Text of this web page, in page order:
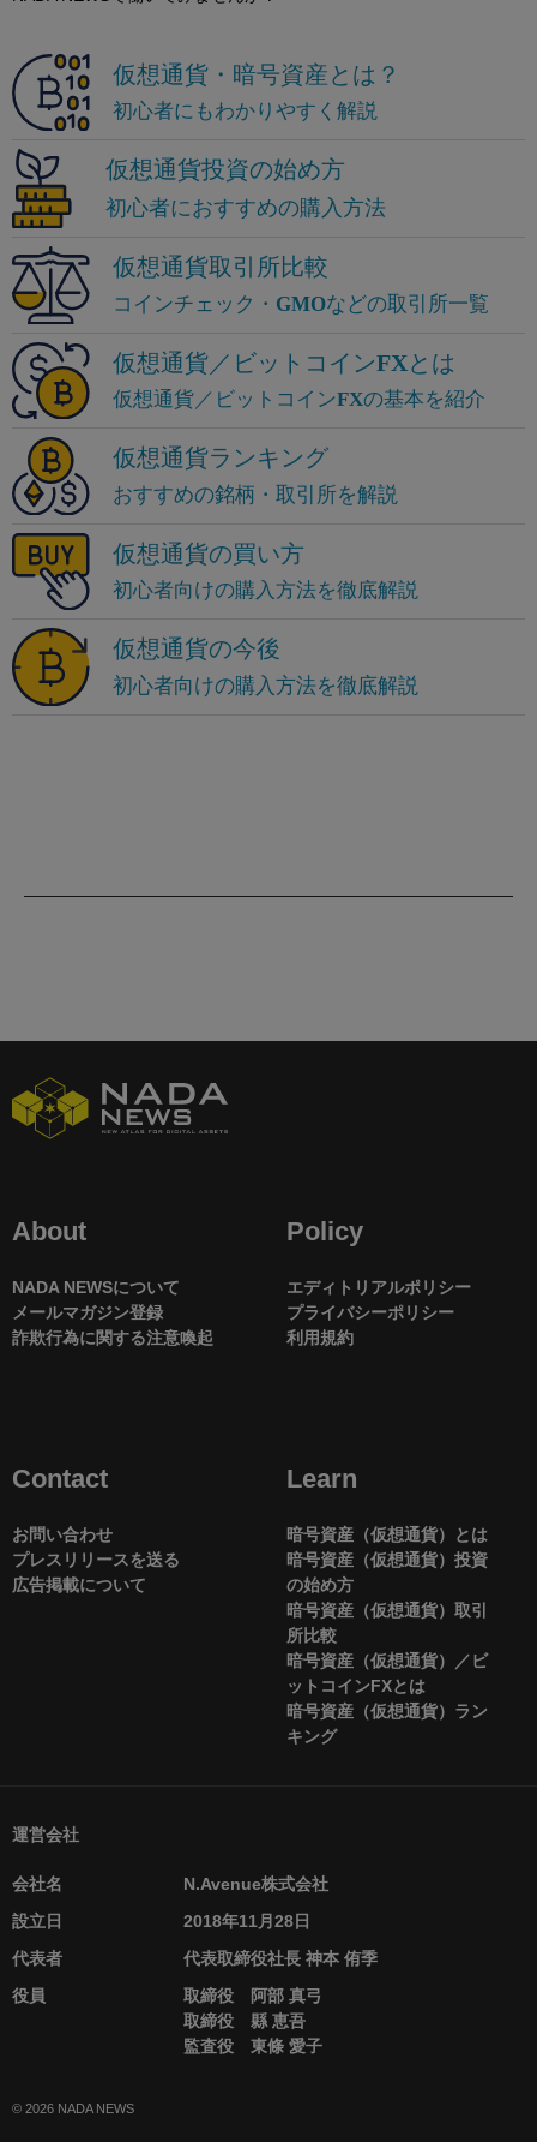
About
NADA NEWSについて
メールマガジン登録
詐欺行為に関する注意喚起
Policy
エディトリアルポリシー
プライバシーポリシー
利用規約
Contact
お問い合わせ
プレスリリースを送る
広告掲載について
Learn
暗号資産（仮想通貨）とは
暗号資産（仮想通貨）投資
の始め方
暗号資産（仮想通貨）取引
所比較
暗号資産（仮想通貨）／ビ
ットコインFXとは
暗号資産（仮想通貨）ラン
キング
運営会社
会社名
N.Avenue株式会社
設立日
2018年11月28日
代表者
代表取締役社長 神本 侑季
役員
取締役 阿部 真弓
取締役 縣 恵吾
監査役 東條 愛子
© 2026 NADA NEWS